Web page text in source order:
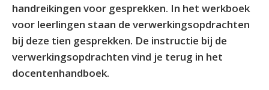
handreikingen voor gesprekken. In het werkboek
voor leerlingen staan de verwerkingsopdrachten
bij deze tien gesprekken. De instructie bij de
verwerkingsopdrachten vind je terug in het
docentenhandboek.